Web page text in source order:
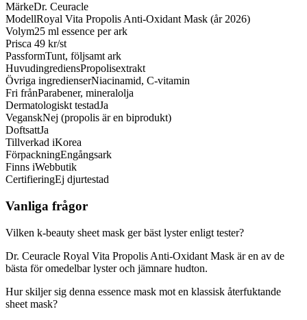
MärkeDr. Ceuracle
ModellRoyal Vita Propolis Anti-Oxidant Mask (år 2026)
Volym25 ml essence per ark
Prisca 49 kr/st
PassformTunt, följsamt ark
HuvudingrediensPropolisextrakt
Övriga ingredienserNiacinamid, C-vitamin
Fri frånParabener, mineralolja
Dermatologiskt testadJa
VeganskNej (propolis är en biprodukt)
DoftsattJa
Tillverkad iKorea
FörpackningEngångsark
Finns iWebbutik
CertifieringEj djurtestad
Vanliga frågor
Vilken k-beauty sheet mask ger bäst lyster enligt tester?
Dr. Ceuracle Royal Vita Propolis Anti-Oxidant Mask är en av de
bästa för omedelbar lyster och jämnare hudton.
Hur skiljer sig denna essence mask mot en klassisk återfuktande
sheet mask?